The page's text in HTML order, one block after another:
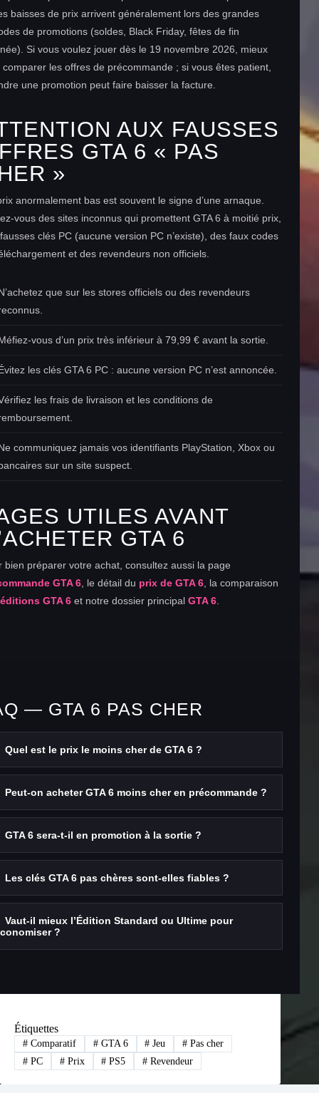
baisses de prix arrivent généralement lors des grandes
de promotions (soldes, Black Friday, fêtes de fin
Si vous voulez jouer dès le 19 novembre 2026, mieux
comparer les offres de précommande ; si vous êtes patient,
une promotion peut faire baisser la facture.
AUX FAUSSES
GTA 6 « PAS
»
anormalement bas est souvent le signe d’une arnaque.
vous des sites inconnus qui promettent GTA 6 à moitié prix,
clés PC (aucune version PC n’existe), des faux codes
et des revendeurs non officiels.
que sur les stores officiels ou des revendeurs
vous d’un prix très inférieur à 79,99 € avant la sortie.
les clés GTA 6 PC : aucune version PC n’est annoncée.
les frais de livraison et les conditions de
communiquez jamais vos identifiants PlayStation, Xbox ou
sur un site suspect.
UTILES AVANT
GTA 6
bien préparer votre achat, consultez aussi la page
GTA 6 , le détail du prix de GTA 6 , la comparaison
éditions GTA 6 et notre dossier principalGTA 6
— GTA 6 PAS CHER
Quel est le prix le moins cher de GTA 6 ?
Peut-on acheter GTA 6 moins cher en précommande ?
GTA 6 sera-t-il en promotion à la sortie ?
Les clés GTA 6 pas chères sont-elles fiables ?
Vaut-il mieux l’Édition Standard ou Ultime pour
?
Étiquettes
#Comparatif #GTA 6 # Jeu # Pas cher
#PC #Prix # PS5 # Revendeur